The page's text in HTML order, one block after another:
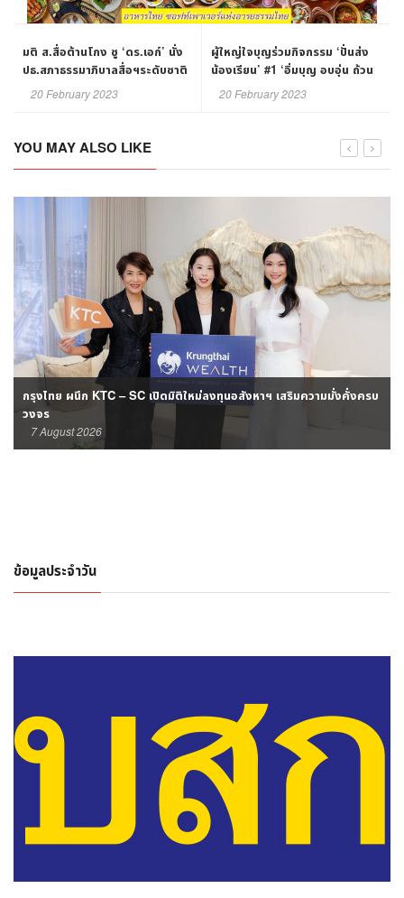
มติ ส.สื่อต้านโกง ชู ‘ดร.เอก์’ นั่ง
ปธ.สภาธรรมาภิบาลสื่อฯระดับชาติ
- ดึงคนรุ่นใหม่ร่วมสร้างบ้านเมือง
20 February 2023
ผู้ใหญ่ใจบุญร่วมกิจกรรม ‘ปั่นส่ง
น้องเรียน’ #1 ‘อิ่มบุญ อบอุ่น ถ้วน
หน้า’
20 February 2023
YOU MAY ALSO LIKE
กรุงไทย ผนึก KTC – SC เปิดมิติใหม่ลงทุนอสังหาฯ เสริมความมั่งคั่งครบ
วงจร
7 August 2026
ข้อมูลประจำวัน